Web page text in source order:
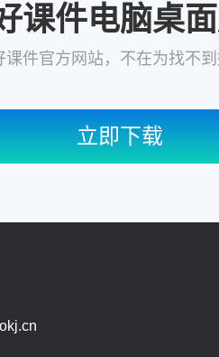
课件电脑桌
课件官方网站，不在为找不
立即下载